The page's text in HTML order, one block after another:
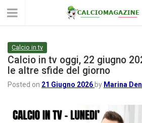
Calcio in tv
Calcio in tv oggi, 22 giugno
le altre sfide del giorno
Posted on 21 Giugno 2026 by Marina